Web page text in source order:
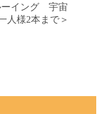
ーイング 宇宙
様2本まで＞